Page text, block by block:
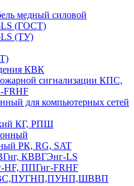
медный силовой
(ГОСТ)
(ТУ)
КВК
сигнализации КПС,
FRHF
для компьютерных сетей
КГ, РПШ
РК, RG, SAT
КВВГЭнг-LS
ППГнг-FRHF